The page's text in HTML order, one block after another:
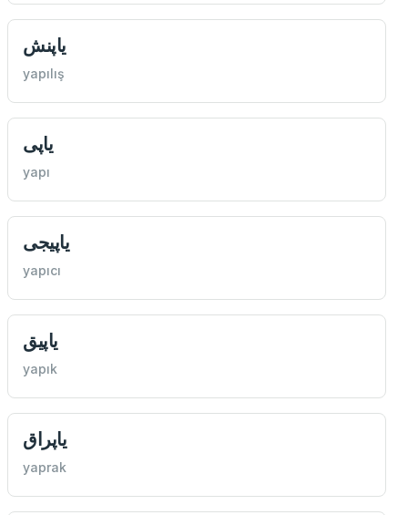
یاپنش
yapılış
یاپی
yapı
یاپيجی
yapıcı
یاپيق
yapık
یاپراق
yaprak